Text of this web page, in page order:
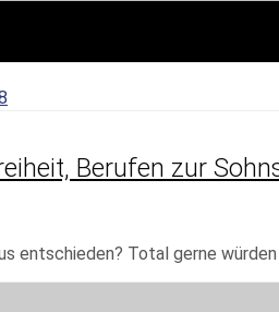
Berufen zur
entschieden? Total gerne